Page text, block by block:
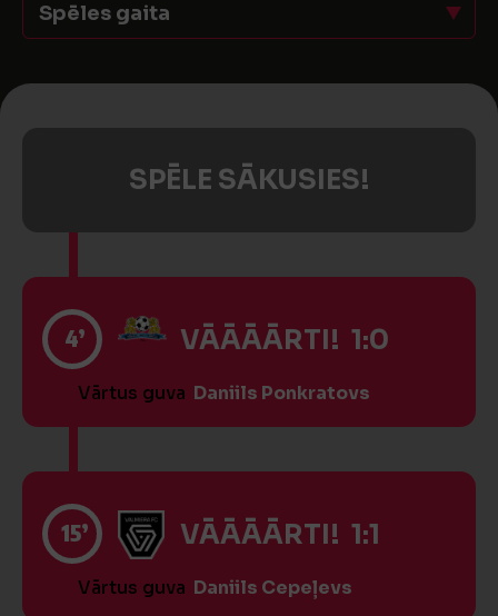
Spēles gaita
SPĒLE SĀKUSIES!
4’ VĀĀĀĀRTI! 1:0
Vārtus guva Daniils Ponkratovs
15’ VĀĀĀĀRTI! 1:1
Vārtus guva Daniils Cepeļevs